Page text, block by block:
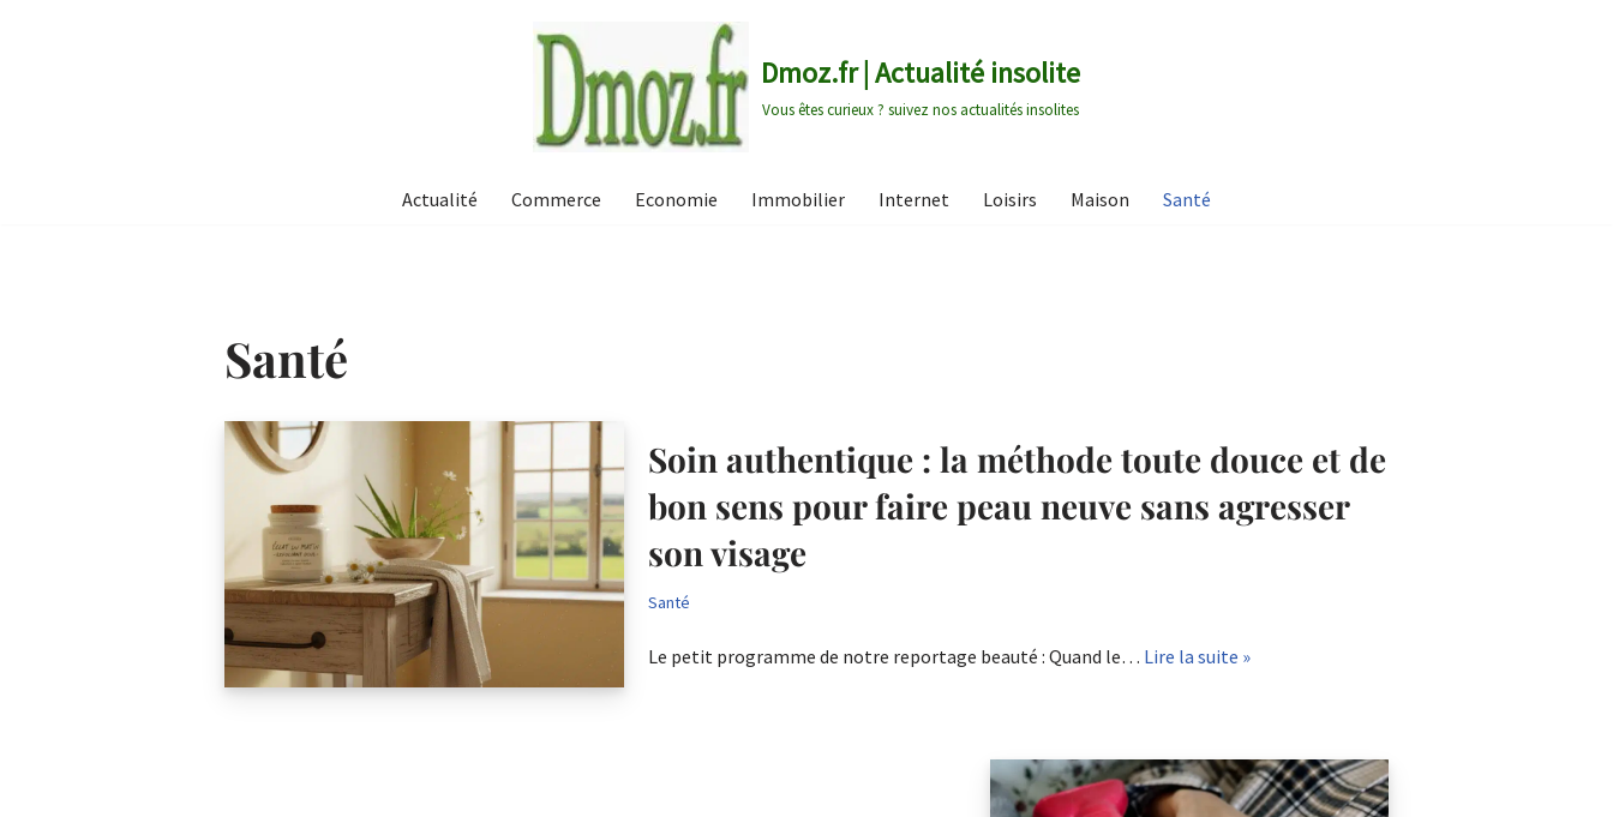
Dmoz.fr | Actualité insolite
Vous êtes curieux ? suivez nos actualités insolites
Actualité Commerce Economie Immobilier Internet Loisirs Maison Santé
Santé
Soin authentique : la méthode toute douce et de
bon sens pour faire peau neuve sans agresser
son visage
Santé
Le petit programme de notre reportage beauté : Quand le… Lire la suite »